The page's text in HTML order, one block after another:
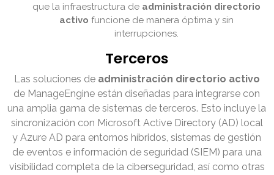
que la infraestructura de administración directorio
activo funcione de manera óptima y sin
interrupciones.
Terceros
Las soluciones de administración directorio activo
de ManageEngine están diseñadas para integrarse con
una amplia gama de sistemas de terceros. Esto incluye la
sincronización con Microsoft Active Directory (AD) local
y Azure AD para entornos híbridos, sistemas de gestión
de eventos e información de seguridad (SIEM) para una
visibilidad completa de la ciberseguridad, así como otras